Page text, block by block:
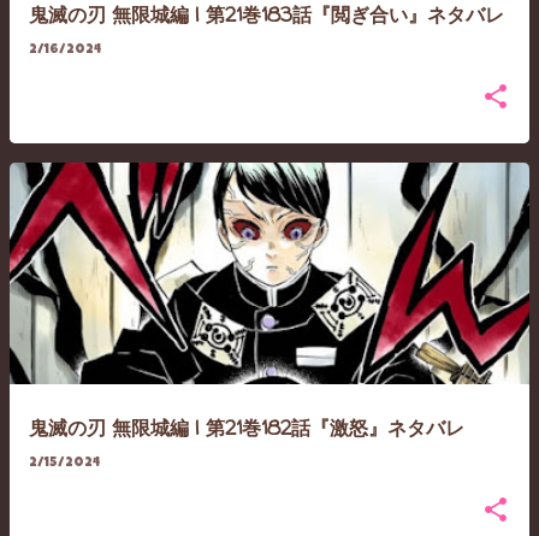
鬼滅の刃 無限城編 | 第21巻183話『閲ぎ合い』ネタバレ
2/16/2024
鬼滅の刃 無限城編 | 第21巻182話『激怒』ネタバレ
2/15/2024